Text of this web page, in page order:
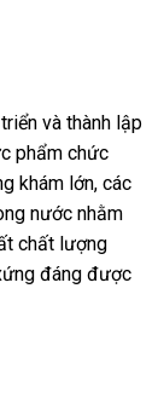
và thành lập
phẩm chức
khám lớn, các
nước nhằm
chất lượng
đáng được